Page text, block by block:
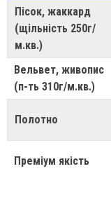
Пісок, жаккард
(щільність 250г/
м.кв.)
Вельвет, живопис
(п-ть 310г/м.кв.)
Полотно
Преміум якість